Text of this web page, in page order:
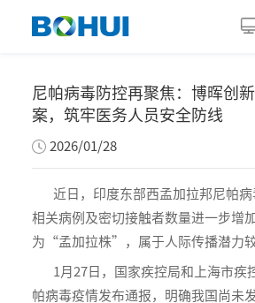
尼帕病毒防控再聚焦：博晖创
案，筑牢医务人员安全防线
2026/01/28
近日，印度东部西孟加拉邦尼帕病
相关病例及密切接触者数量进一步增
为“孟加拉株”，属于人际传播潜力较
1月27日，国家疾控局和上海市疾
帕病毒疫情发布通报，明确我国尚未